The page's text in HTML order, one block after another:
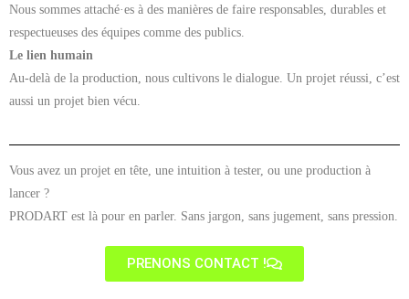
Nous sommes attaché·es à des manières de faire responsables, durables et
respectueuses des équipes comme des publics.
Le lien humain
Au-delà de la production, nous cultivons le dialogue. Un projet réussi, c’est
aussi un projet bien vécu.
Vous avez un projet en tête, une intuition à tester, ou une production à
lancer ?
PRODART est là pour en parler. Sans jargon, sans jugement, sans pression.
PRENONS CONTACT !